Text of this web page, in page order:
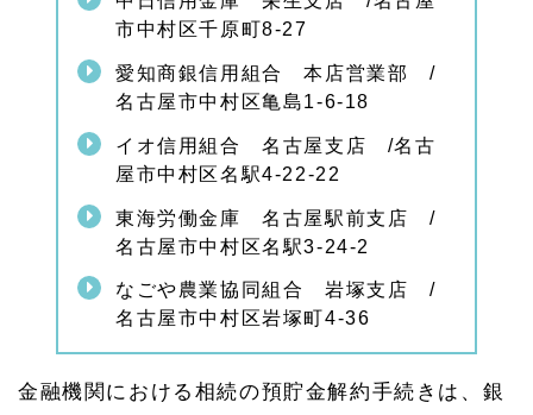
市中村区千原町8-27
愛知商銀信用組合 本店営業部 /
名古屋市中村区亀島1-6-18
イオ信用組合 名古屋支店 /名古
屋市中村区名駅4-22-22
東海労働金庫 名古屋駅前支店 /
名古屋市中村区名駅3-24-2
なごや農業協同組合 岩塚支店 /
名古屋市中村区岩塚町4-36
金融機関における相続の預貯金解約手続きは、銀